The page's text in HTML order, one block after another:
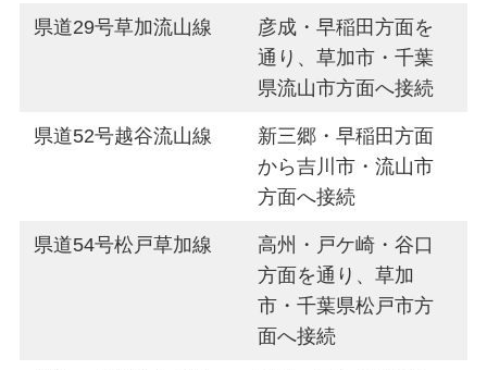
県道29号草加流山線
彦成・早稲田方面を
通り、草加市・千葉
県流山市方面へ接続
県道52号越谷流山線
新三郷・早稲田方面
から吉川市・流山市
方面へ接続
県道54号松戸草加線
高州・戸ケ崎・谷口
方面を通り、草加
市・千葉県松戸市方
面へ接続